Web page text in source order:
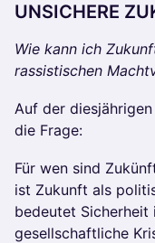
UNSICHERE
Wie kann ich
rassistischen
Auf der
die Frage:
Für wen sind
ist Zukunft als
bedeutet Sicherheit
gesellschaftliche